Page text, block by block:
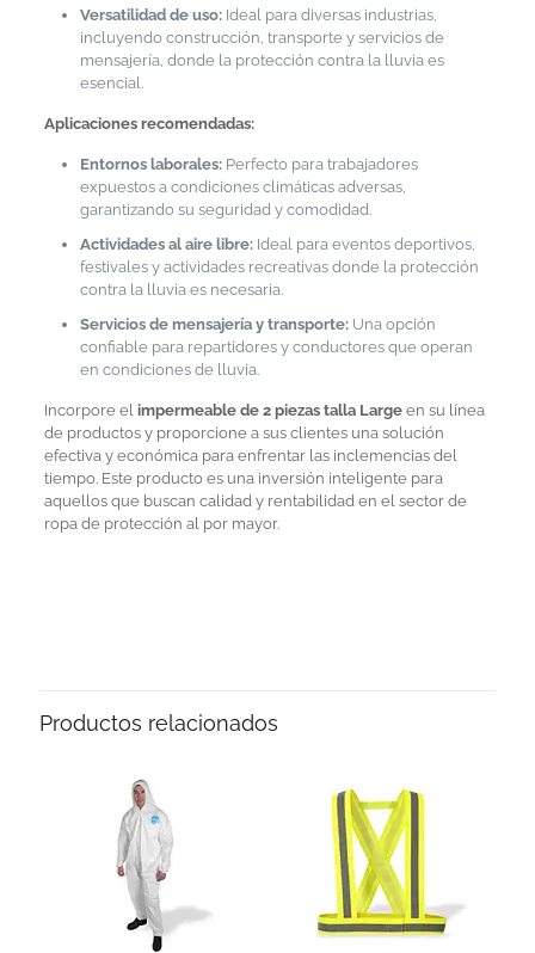
Versatilidad de uso:Ideal para diversas industrias,
incluyendo construcción, transporte y servicios de
mensajería, donde la protección contra la lluvia es
esencial.
Aplicaciones recomendadas:
Entornos laborales:Perfecto para trabajadores
expuestos a condiciones climáticas adversas,
garantizando su seguridad y comodidad.
Actividades al aire libre:Ideal para eventos deportivos,
festivales y actividades recreativas donde la protección
contra la lluvia es necesaria.
Servicios de mensajería y transporte:Una opción
confiable para repartidores y conductores que operan
en condiciones de lluvia.
Incorpore el impermeable de 2 piezas talla Largeen su línea
de productos y proporcione a sus clientes una solución
efectiva y económica para enfrentar las inclemencias del
tiempo. Este producto es una inversión inteligente para
aquellos que buscan calidad y rentabilidad en el sector de
ropa de protección al por mayor.
Productos relacionados